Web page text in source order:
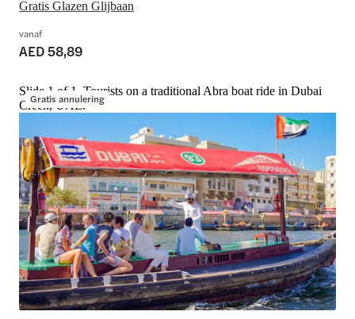
Gratis Glazen Glijbaan
vanaf
AED 58,89
Gratis annulering
Slide 1 of 1, Tourists on a traditional Abra boat ride in Dubai
Creek, UAE.